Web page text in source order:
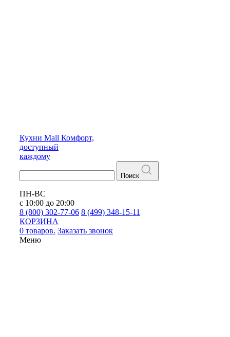
Кухни Mall Комфорт,
доступный
каждому
Поиск
ПН-ВС
с 10:00 до 20:00
8 (800) 302-77-06 8 (499) 348-15-11
КОРЗИНА
0 товаров. Заказать звонок
Меню